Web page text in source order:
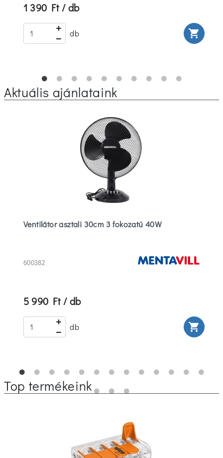
1 390 Ft / db
db shopping_cart
Aktuális ajánlataink
Ventilátor asztali 30cm 3 fokozatú 40W
600382
5 990 Ft / db
db shopping_cart
Top termékeink